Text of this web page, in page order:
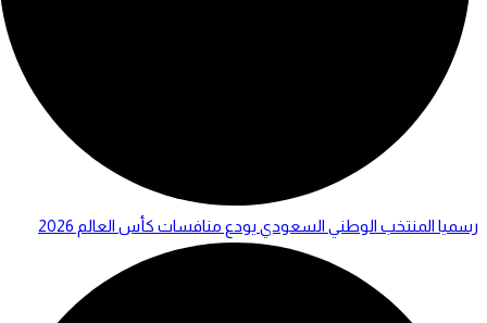
رسميا المنتخب الوطني السعودي يودع منافسات كأس العالم 2026